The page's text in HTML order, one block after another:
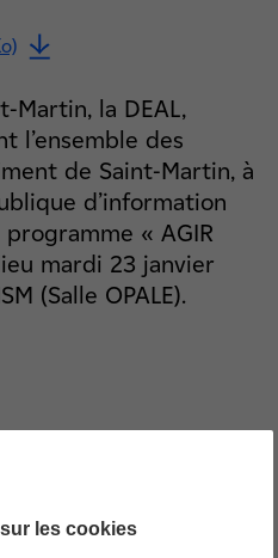
Martin, la DEAL,
l’ensemble des
de Saint-Martin, à
d’information
« AGIR
mardi 23 janvier
(Salle OPALE).
d'accompagner la
la sobriété énergétique.
initie et soutient des actions
les cookies